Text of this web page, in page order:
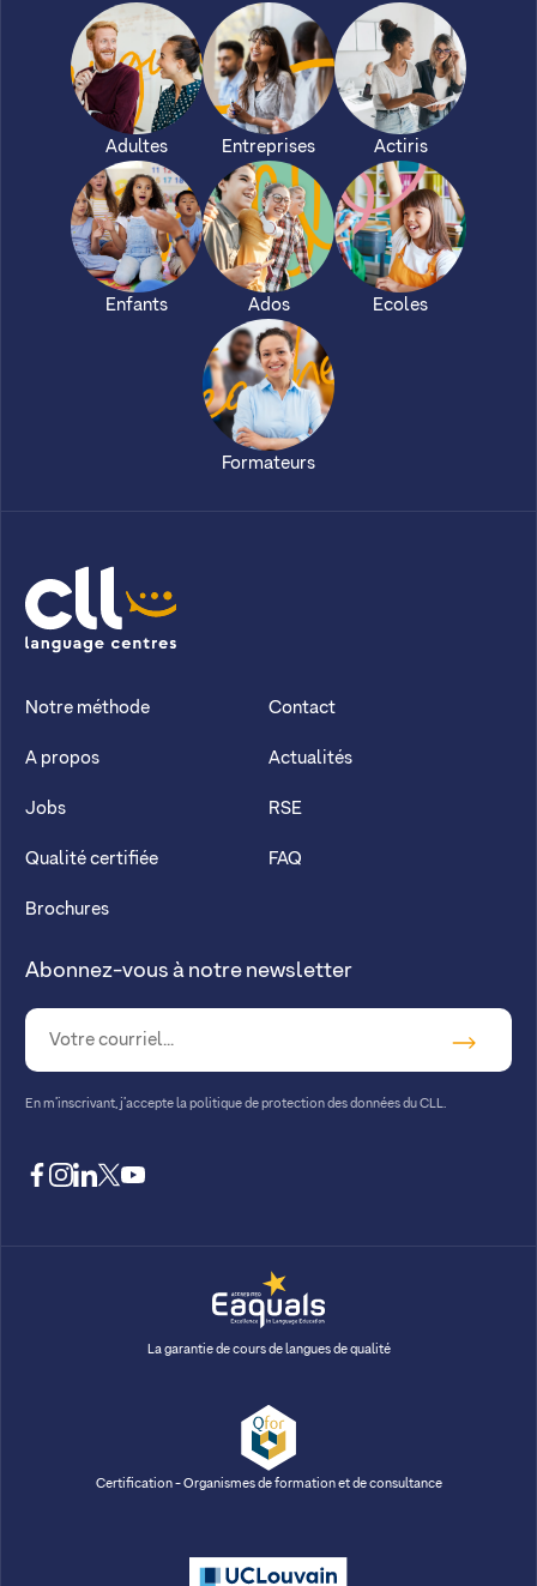
Adultes Entreprises Actiris
Enfants Ados Ecoles
Formateurs
CLL
Notre méthode
A propos
Jobs
Qualité certifiée
Brochures
Contact
Actualités
RSE
FAQ
Abonnez-vous à notre newsletter
En m’inscrivant, j’accepte la politique de protection des données du CLL.
facebook
instagram
linkedin
twitteryoutube
La garantie de cours de langues de qualité
Certification - Organismes de formation et de consultance